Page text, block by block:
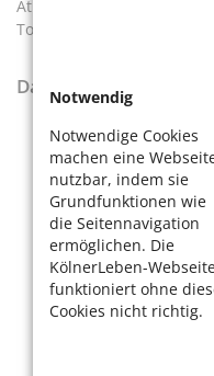
Notwendig
Notwendige Cookies
machen eine
nutzbar, indem sie
Grundfunktionen wie
die Seitennavigation
ermöglichen. Die
KölnerLeben-
funktioniert ohne
Cookies nicht richtig.
Atmosphäre die klima-
Tonnen CO2.
Das darf in die
alle organischen
Küchenabfälle, auch
Teebeutel,
Eierschalen
alle Abfälle gekochter
Speisen inklusive
Fleisch, Fisch, Gräten,
Öle und Fette – auch
eingewickelt in
oder Zeitungspapier